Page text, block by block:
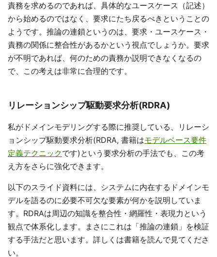
責務を求めるのであれば、具体的なユースケース（記述）
から始めるのではなく、要求にたち戻るべきということの
ようです。推論の連鎖というのは、要求・ユースケース・
責務の関係に整合性があるかという視点でしょうか。要求
が不明であれば、何のための責務か説明できなくなるの
で、この考えは非常に合理的です。
リレーションシップ駆動要求分析(RDRA)
私がドメインモデリングする際に推奨している、リレーシ
ョンシップ駆動要求分析(RDRA, 書籍はモデルベース要件
定義テクニックです)という要求分析の手法でも、この考
え方をさらに強化できます。
以下のスライド資料には、システムに内在するドメインモ
デルを語るのに必要不可欠な要素が何かを説明していま
す。RDRAは周辺の知識を整合性・網羅性・表現力という
観点で体系化します。まさにこれは「推論の連鎖」を検証
する手法だと思います。詳しくは書籍を読んで見てくださ
い。